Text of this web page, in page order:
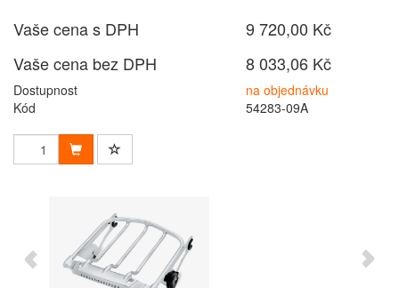
Vaše cena s DPH
9 720,00 Kč
Vaše cena bez DPH
8 033,06 Kč
Dostupnost
na objednávku
Kód
54283-09A